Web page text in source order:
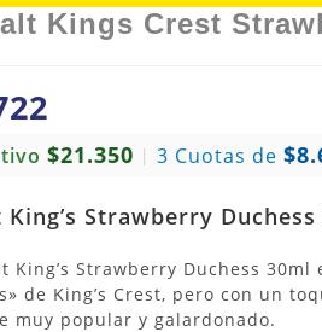
Kings Crest
$21.350 | 3 Cuotas de
King’s Strawberry Duchess
King’s Strawberry Duchess
de King’s Crest, pero con un
muy popular y galardonado.